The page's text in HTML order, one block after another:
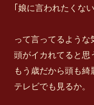
｢娘に言われたくな
って言ってるような
頭がイカれてると思
もう歳だから頭も綺
テレビでも見るか。